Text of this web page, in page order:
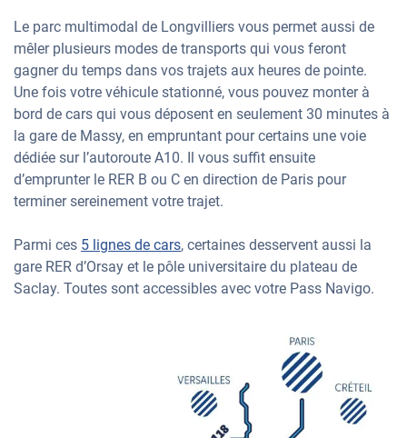
Le parc multimodal de Longvilliers vous permet aussi de
mêler plusieurs modes de transports qui vous feront
gagner du temps dans vos trajets aux heures de pointe.
Une fois votre véhicule stationné, vous pouvez monter à
bord de cars qui vous déposent en seulement 30 minutes à
la gare de Massy, en empruntant pour certains une voie
dédiée sur l’autoroute A10. Il vous suffit ensuite
d’emprunter le RER B ou C en direction de Paris pour
terminer sereinement votre trajet.
Parmi ces 5 lignes de cars, certaines desservent aussi la
gare RER d’Orsay et le pôle universitaire du plateau de
Saclay. Toutes sont accessibles avec votre Pass Navigo.